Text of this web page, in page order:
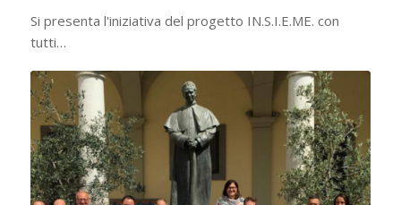
Si presenta l'iniziativa del progetto IN.S.I.E.ME. con
tutti…